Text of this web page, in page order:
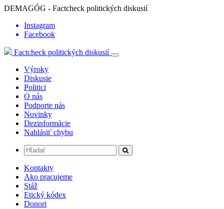
DEMAGÓG - Factcheck politických diskusií
Instagram
Facebook
Factcheck politických diskusií
Výroky
Diskusie
Politici
O nás
Podporte nás
Novinky
Dezinformácie
Nahlásiť chybu
Kontakty
Ako pracujeme
Stáž
Etický kódex
Donori